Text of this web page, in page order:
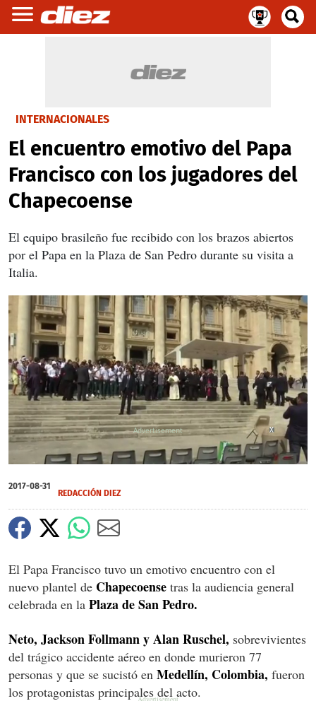
INTERNACIONALES
El encuentro emotivo del Papa
Francisco con los jugadores del
Chapecoense
El equipo brasileño fue recibido con los brazos abiertos
por el Papa en la Plaza de San Pedro durante su visita a
Italia.
seconds
of
seconds
X
X
2017-08-31
REDACCIÓN DIEZ
El Papa Francisco tuvo un emotivo encuentro con el
nuevo plantel de Chapecoense tras la audiencia general
celebrada en la Plaza de San Pedro.
Neto, Jackson Follmann y Alan Ruschel, sobrevivientes
del trágico accidente aéreo en donde murieron 77
personas y que se sucistó en Medellín, Colombia, fueron
los protagonistas principales del acto.